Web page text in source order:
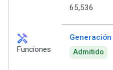
65,536
handyman
Funciones Admitido